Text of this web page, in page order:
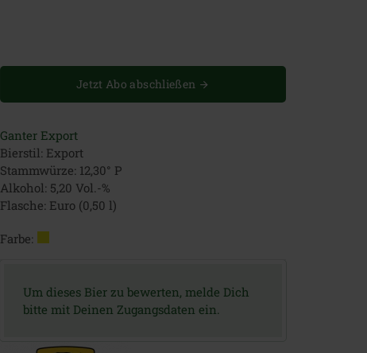
Jetzt Abo abschließen
Ganter Export
Bierstil: Export
Stammwürze: 12,30° P
Alkohol: 5,20 Vol.-%
Flasche: Euro (0,50 l)
Farbe:
Um dieses Bier zu bewerten, melde Dich
bitte mit Deinen Zugangsdaten ein.